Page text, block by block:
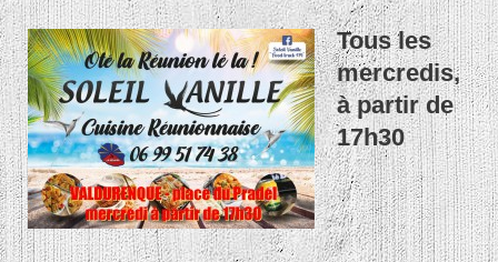
Tous les
mercredis,
à partir de
17h30